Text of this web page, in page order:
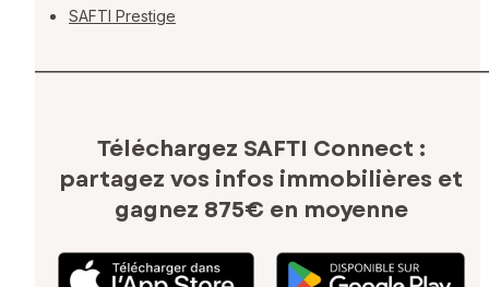
SAFTI Prestige
Téléchargez SAFTI Connect :
partagez vos infos immobilières et
gagnez 875€ en moyenne